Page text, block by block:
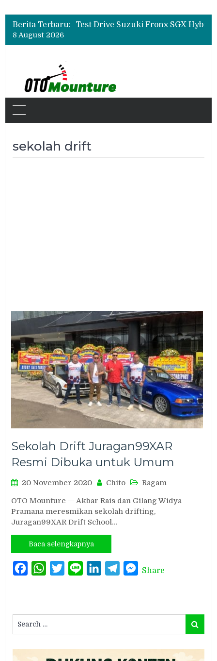
Berita Terbaru:
Beli Mobil Jangan Cuma Lihat Cicilan, TAF dan OJK Tekankan Pentingnya Literasi Keuangan
Beli Mobil Jangan Cuma Lihat Cicilan, TAF dan OJK Tekankan Pentingnya Literasi Keuangan
8 August 2026
sekolah drift
Sekolah Drift Juragan99XAR
Resmi Dibuka untuk Umum
20 November 2020 Chito Ragam
OTO Mounture — Akbar Rais dan Gilang Widya
Pramana meresmikan sekolah drifting,
Juragan99XAR Drift School…
Baca selengkapnya
FacebookWhatsAppTwitterLine LinkedInTelegramMessenger
Share
for:
Search